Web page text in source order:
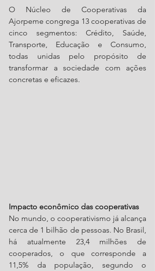
O Núcleo de Cooperativas da
Ajorpeme congrega 13 cooperativas de
cinco segmentos: Crédito, Saúde,
Transporte, Educação e Consumo,
todas unidas pelo propósito de
transformar a sociedade com ações
concretas e eficazes.
Impacto econômico das cooperativas
No mundo, o cooperativismo já alcança
cerca de 1 bilhão de pessoas. No Brasil,
há atualmente 23,4 milhões de
cooperados, o que corresponde a
11,5% da população, segundo o